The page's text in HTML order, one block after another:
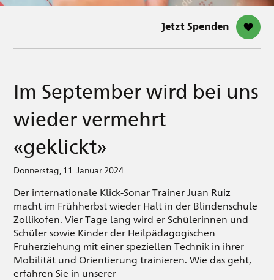
Jetzt Spenden
Im September wird bei uns
wieder vermehrt
«geklickt»
Donnerstag, 11. Januar 2024
Der internationale Klick-Sonar Trainer Juan Ruiz
macht im Frühherbst wieder Halt in der Blindenschule
Zollikofen. Vier Tage lang wird er Schülerinnen und
Schüler sowie Kinder der Heilpädagogischen
Früherziehung mit einer speziellen Technik in ihrer
Mobilität und Orientierung trainieren. Wie das geht,
erfahren Sie in unserer